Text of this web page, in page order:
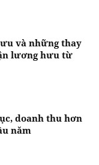
và những thay
lương hưu từ
doanh thu hơn
năm